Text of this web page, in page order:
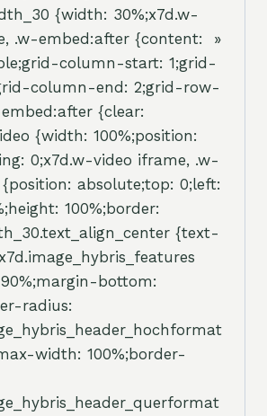
{width: 30%;x7d.w-
.w-embed:after {content: »
column-start: 1;grid-
column-end: 2;grid-row-
{clear:
{width: 100%;position:
0;x7d.w-video iframe, .w-
absolute;top: 0;left:
100%;border:
{text-
bottom:
radius:
width: 100%;border-